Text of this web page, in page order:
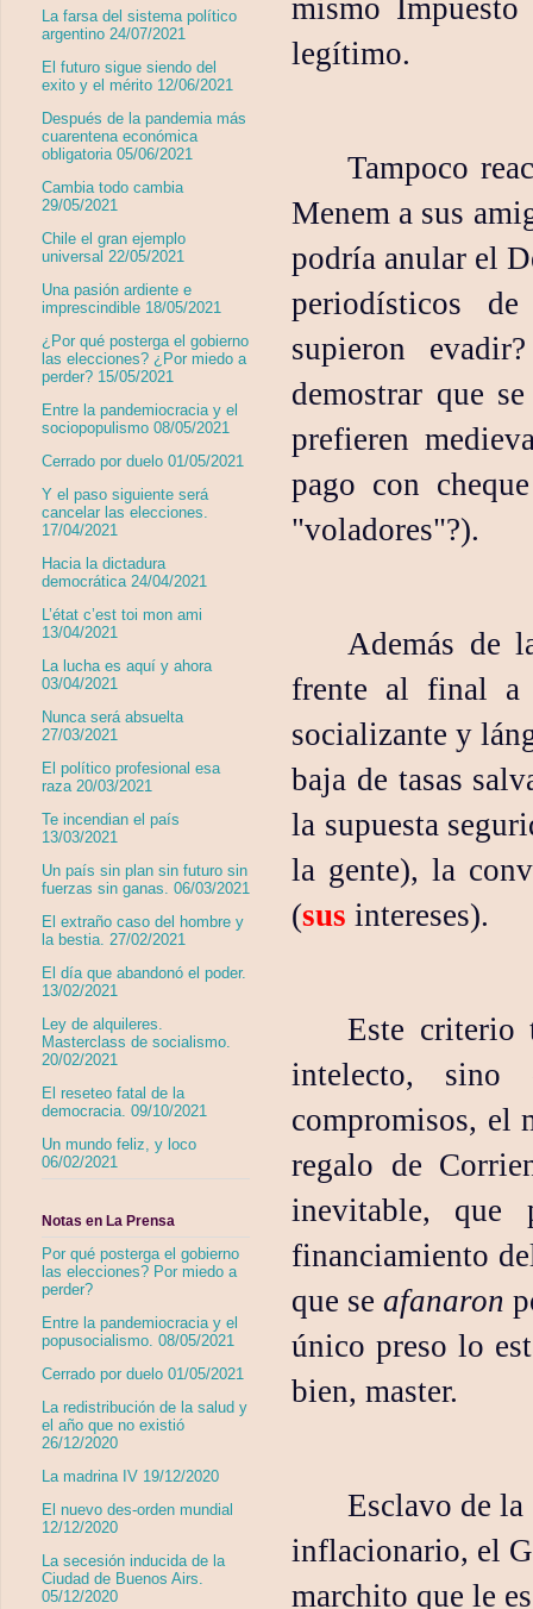
mismo
legítimo.
Tampoco
Menem a sus
podría anular el
periodísticos
supieron
demostrar que
prefieren
pago con
"voladores"?).
Además de
frente al final
socializante y
baja de tasas
la supuesta
la gente), la
(sus intereses).
Este criterio
intelecto, sino
compromisos, el
regalo de
inevitable,
financiamiento
que se afanaron
único preso lo
bien, master.
Esclavo de
inflacionario, el
marchito que le
La farsa del sistema político
argentino 24/07/2021
El futuro sigue siendo del
exito y el mérito 12/06/2021
Después de la pandemia más
cuarentena económica
obligatoria 05/06/2021
Cambia todo cambia
29/05/2021
Chile el gran ejemplo
universal 22/05/2021
Una pasión ardiente e
imprescindible 18/05/2021
¿Por qué posterga el gobierno
las elecciones? ¿Por miedo a
perder? 15/05/2021
Entre la pandemiocracia y el
sociopopulismo 08/05/2021
Cerrado por duelo 01/05/2021
Y el paso siguiente será
cancelar las elecciones.
17/04/2021
Hacia la dictadura
democrática 24/04/2021
L’état c’est toi mon ami
13/04/2021
La lucha es aquí y ahora
03/04/2021
Nunca será absuelta
27/03/2021
El político profesional esa
raza 20/03/2021
Te incendian el país
13/03/2021
Un país sin plan sin futuro sin
fuerzas sin ganas. 06/03/2021
El extraño caso del hombre y
la bestia. 27/02/2021
El día que abandonó el poder.
13/02/2021
Ley de alquileres.
Masterclass de socialismo.
20/02/2021
El reseteo fatal de la
democracia. 09/10/2021
Un mundo feliz, y loco
06/02/2021
Notas en La Prensa
Por qué posterga el gobierno
las elecciones? Por miedo a
perder?
Entre la pandemiocracia y el
popusocialismo. 08/05/2021
Cerrado por duelo 01/05/2021
La redistribución de la salud y
el año que no existió
26/12/2020
La madrina IV 19/12/2020
El nuevo des-orden mundial
12/12/2020
La secesión inducida de la
Ciudad de Buenos Airs.
05/12/2020